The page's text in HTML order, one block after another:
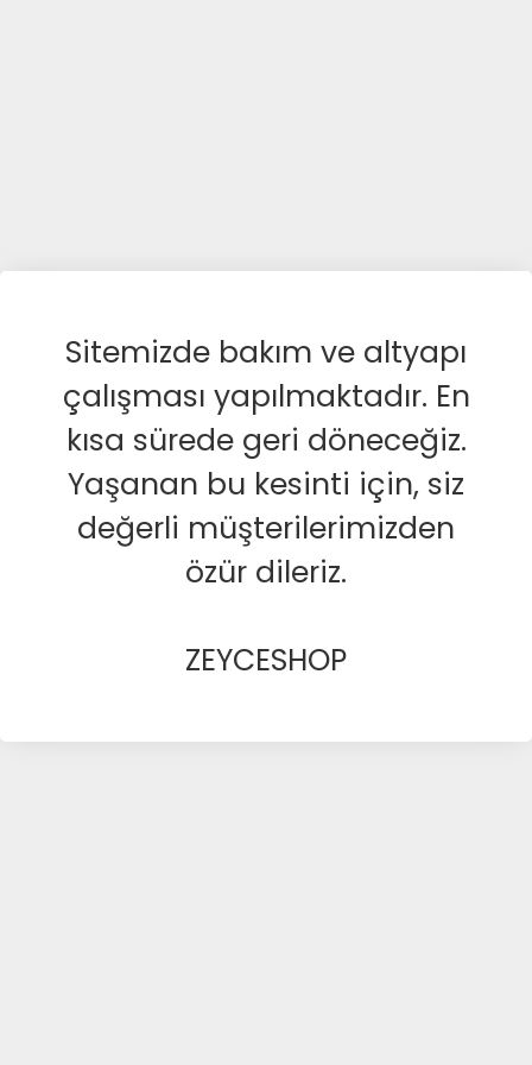
Sitemizde bakım ve altyapı
çalışması yapılmaktadır. En
kısa sürede geri döneceğiz.
Yaşanan bu kesinti için, siz
değerli müşterilerimizden
özür dileriz.
ZEYCESHOP